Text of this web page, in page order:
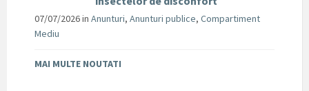
07/07/2026in Anunturi, Anunturi publice, Compartiment
Mediu
MAI MULTE NOUTATI